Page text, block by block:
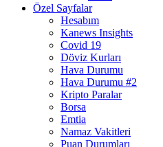
Özel Sayfalar
Hesabım
Kanews Insights
Covid 19
Döviz Kurları
Hava Durumu
Hava Durumu #2
Kripto Paralar
Borsa
Emtia
Namaz Vakitleri
Puan Durumları